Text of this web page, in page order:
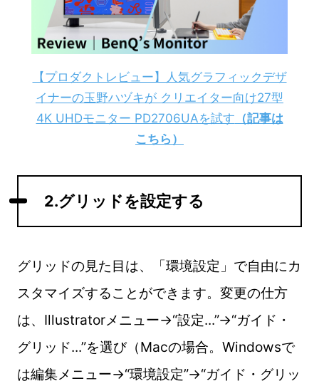
【プロダクトレビュー】人気グラフィックデザ
イナーの玉野ハヅキが クリエイター向け27型
4K UHDモニター PD2706UAを試す （記事は
こちら）
2.グリッドを設定する
グリッドの見た目は、「環境設定」で自由にカ
スタマイズすることができます。変更の仕方
は、Illustratorメニュー→“設定...”→“ガイド・
グリッド...”を選び（Macの場合。Windowsで
は編集メニュー→“環境設定”→“ガイド・グリッ